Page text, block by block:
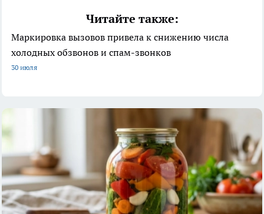
Читайте также:
Маркировка вызовов привела к снижению числа
холодных обзвонов и спам-звонков
30 июля